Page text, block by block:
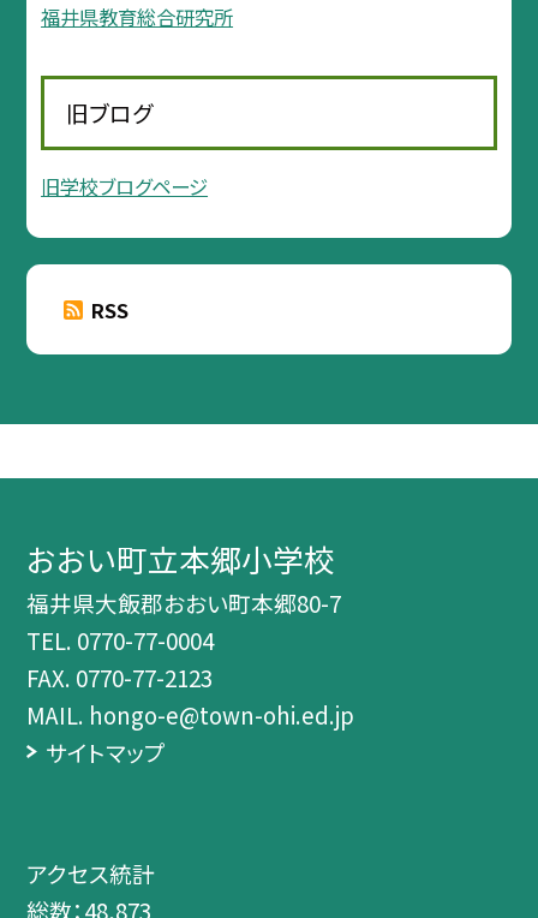
福井県教育総合研究所
旧ブログ
旧学校ブログページ
RSS
おおい町立本郷小学校
福井県大飯郡おおい町本郷80-7
TEL. 0770-77-0004
FAX. 0770-77-2123
MAIL. hongo-e@town-ohi.ed.jp
サイトマップ
アクセス統計
総数：48,873